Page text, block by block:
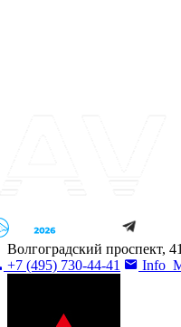
Волгоградский проспект,
+7 (495) 730-44-41